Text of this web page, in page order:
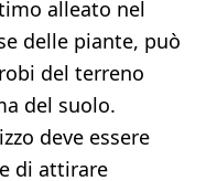
alleato nel
delle piante, può
del terreno
del suolo.
deve essere
di attirare